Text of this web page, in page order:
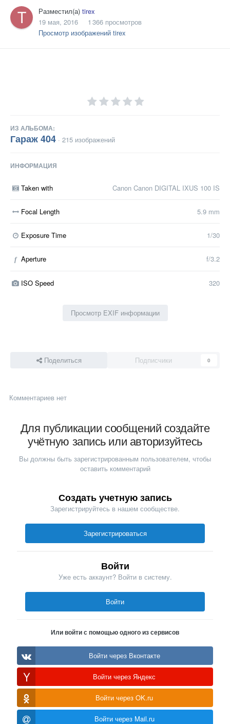
Разместил(а) tirex
19 мая, 2016
1 366 просмотров
Просмотр изображений tirex
ИЗ АЛЬБОМА:
Гараж 404 · 215 изображений
ИНФОРМАЦИЯ
Taken with Canon Canon DIGITAL IXUS 100 IS
Focal Length 5.9 mm
Exposure Time 1/30
f Aperture f/3.2
ISO Speed 320
Просмотр EXIF информации
Поделиться Подписчики 0
Комментариев нет
Для публикации сообщений создайте
учётную запись или авторизуйтесь
Вы должны быть зарегистрированным пользователем, чтобы
оставить комментарий
Создать учетную запись
Зарегистрируйтесь в нашем сообществе.
Зарегистрироваться
Войти
Уже есть аккаунт? Войти в систему.
Войти
Или войти с помощью одного из сервисов
Войти через Вконтакте
Войти через Яндекс
Войти через OK.ru
Войти через Mail.ru